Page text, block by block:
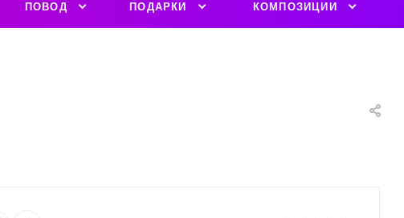
ПОВОД ПОДАРКИ КОМПОЗИЦИИ